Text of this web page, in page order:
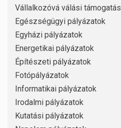
Vállalkozóvá válási támogatás
Egészségügyi pályázatok
Egyházi pályázatok
Energetikai pályázatok
Építészeti pályázatok
Fotópályázatok
Informatikai pályázatok
Irodalmi pályázatok
Kutatási pályázatok